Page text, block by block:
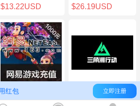
store,iphone,ipad中国
$13.22USD $26.19USD
网易点数1000元(可直
充/寄售) 网易一卡通
三角洲行动（腾讯国
服）
红包 立即注册